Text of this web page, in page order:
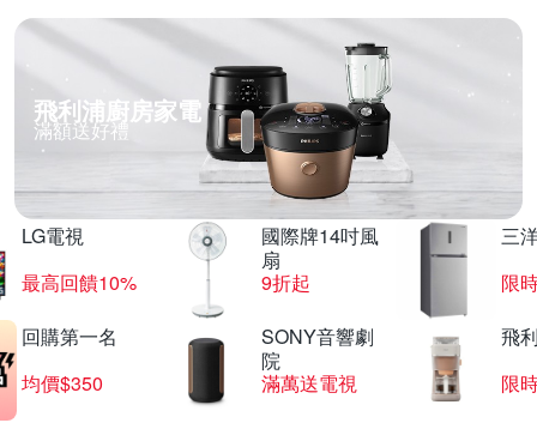
飛利浦廚房家電
滿額送好禮
LG電視
最高回饋10%
國際牌14吋風
扇
9折起
三
限
回購第一名
均價$350
SONY音響劇
院
滿萬送電視
飛
限